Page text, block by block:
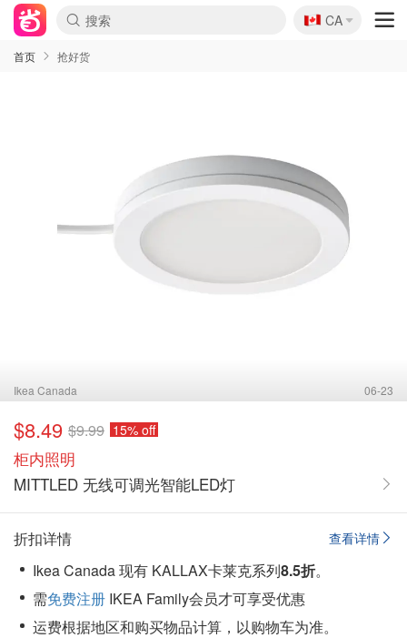
🇨🇦
CA
首页 抢好货
Ikea Canada 06-23
$8.49 $9.99 15% off
柜内照明
MITTLED 无线可调光智能LED灯
查看详情
折扣详情
Ikea Canada 现有 KALLAX卡莱克系列8.5折。
需免费注册 IKEA Family会员才可享受优惠
运费根据地区和购买物品计算，以购物车为准。